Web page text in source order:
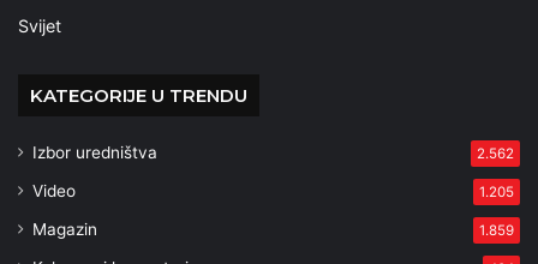
Svijet
KATEGORIJE U TRENDU
Izbor uredništva 2.562
Video 1.205
Magazin 1.859